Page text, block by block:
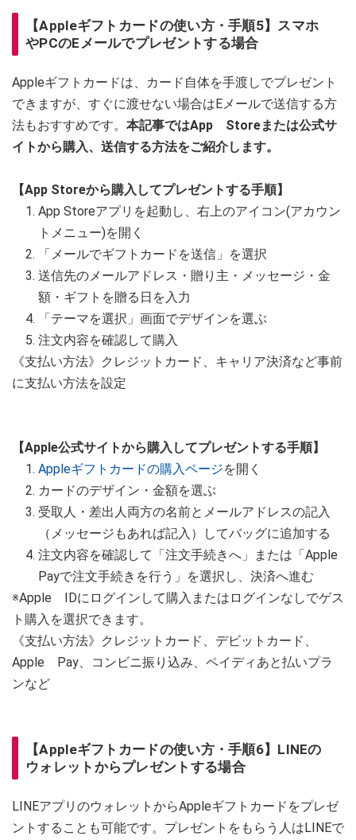
【Appleギフトカードの使い方・手順5】スマホ
やPCのEメールでプレゼントする場合
Appleギフトカードは、カード自体を手渡しでプレゼント
できますが、すぐに渡せない場合はEメールで送信する方
法もおすすめです。 本記事ではApp Storeまたは公式サ
イトから購入、送信する方法をご紹介します。
【App Storeから購入してプレゼントする手順】
App Storeアプリを起動し、右上のアイコン(アカウン
トメニュー)を開く
「メールでギフトカードを送信」を選択
送信先のメールアドレス・贈り主・メッセージ・金
額・ギフトを贈る日を入力
「テーマを選択」画面でデザインを選ぶ
注文内容を確認して購入
《支払い方法》クレジットカード、キャリア決済など事前
に支払い方法を設定
【Apple公式サイトから購入してプレゼントする手順】
Appleギフトカードの購入ページを開く
カードのデザイン・金額を選ぶ
受取人・差出人両方の名前とメールアドレスの記入
（メッセージもあれば記入）してバッグに追加する
注文内容を確認して「注文手続きへ」または「Apple
Payで注文手続きを行う」を選択し、決済へ進む
※Apple IDにログインして購入またはログインなしでゲス
ト購入を選択できます。
《支払い方法》クレジットカード、デビットカード、
Apple Pay、コンビニ振り込み、ペイディあと払いプラ
ンなど
【Appleギフトカードの使い方・手順6】LINEの
ウォレットからプレゼントする場合
LINEアプリのウォレットからAppleギフトカードをプレゼ
ントすることも可能です。プレゼントをもらう人はLINEで